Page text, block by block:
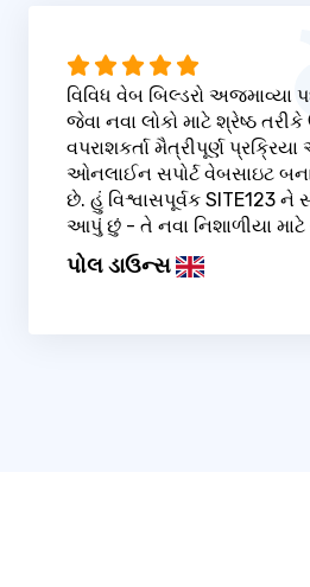
વિવિધ વેબ બિલ્ડરો અજમાવ્યા
જેવા નવા લોકો માટે શ્રેષ્ઠ
વપરાશકર્તા મૈત્રીપૂર્ણ
ઓનલાઈન સપોર્ટ વેબસાઇટ
છે. હું વિશ્વાસપૂર્વક SITE123 ને
આપું છું - તે નવા નિશાળીયા
પોલ ડાઉન્સ